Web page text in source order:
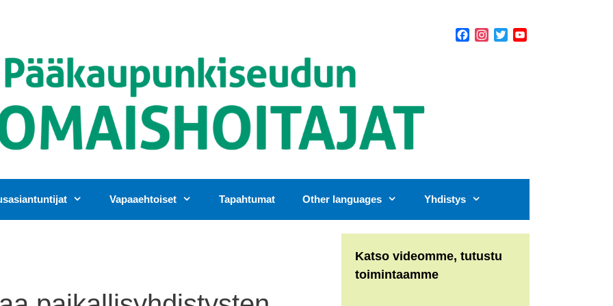
Facebook
Instagram
Twitter
Vapaaehtoiset Tapahtumat Other languages Yhdistys
Katso videomme, tutustu
toimintaamme